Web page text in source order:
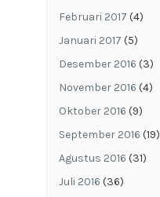
Februari 2017 (4)
Januari 2017 (5)
Desember 2016 (3)
November 2016 (4)
Oktober 2016 (9)
September 2016 (19)
Agustus 2016 (31)
Juli 2016 (36)